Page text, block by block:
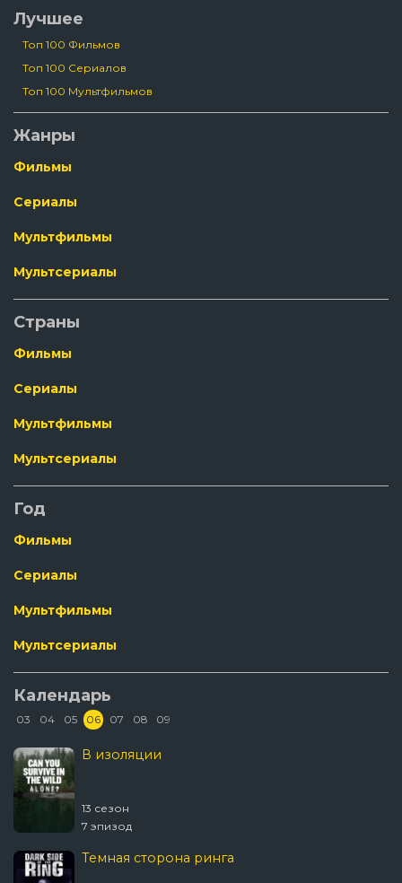
Лучшее
Топ 100 Фильмов
Топ 100 Сериалов
Топ 100 Мультфильмов
Жанры
Фильмы
Сериалы
Мультфильмы
Мультсериалы
Страны
Фильмы
Сериалы
Мультфильмы
Мультсериалы
Год
Фильмы
Сериалы
Мультфильмы
Мультсериалы
Календарь
03 04 05 06 07 08 09
В изоляции
13 сезон
7 эпизод
Темная сторона ринга